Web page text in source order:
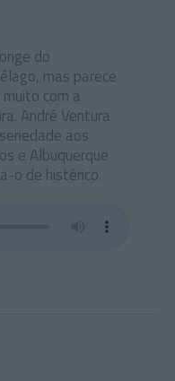
do
mas parece
com a
André Ventura
aos
e Albuquerque
o de histérico.